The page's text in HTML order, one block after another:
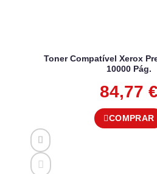
Toner Compatível Xerox
10000 Pág.
84,77 €
COMPRAR